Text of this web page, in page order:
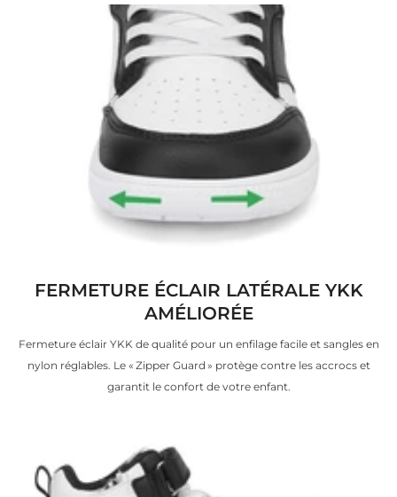
FERMETURE ÉCLAIR LATÉRALE YKK
AMÉLIORÉE
Fermeture éclair YKK de qualité pour un enfilage facile et sangles en
nylon réglables. Le « Zipper Guard » protège contre les accrocs et
garantit le confort de votre enfant.